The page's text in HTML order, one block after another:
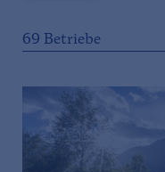
69 Betriebe